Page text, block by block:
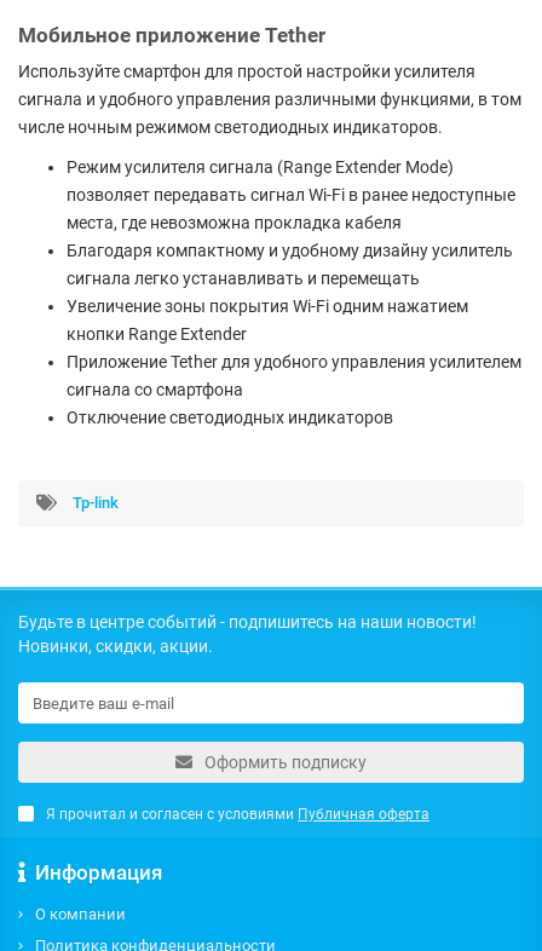
Мобильное приложение Tether
Используйте смартфон для простой настройки усилителя
сигнала и удобного управления различными функциями, в том
числе ночным режимом светодиодных индикаторов.
Режим усилителя сигнала (Range Extender Mode)
позволяет передавать сигнал Wi-Fi в ранее недоступные
места, где невозможна прокладка кабеля
Благодаря компактному и удобному дизайну усилитель
сигнала легко устанавливать и перемещать
Увеличение зоны покрытия Wi-Fi одним нажатием
кнопки Range Extender
Приложение Tether для удобного управления усилителем
сигнала со смартфона
Отключение светодиодных индикаторов
Tp-link
Будьте в центре событий - подпишитесь на наши новости!
Новинки, скидки, акции.
Оформить подписку
Я прочитал и согласен с условиями Публичная оферта
Информация
О компании
Политика конфиденциальности